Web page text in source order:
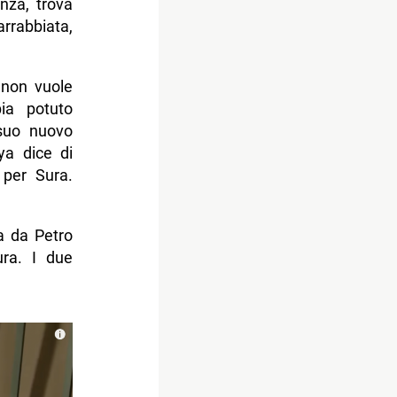
vuole
potuto
nuovo
dice di
Sura.
da Petro
I due